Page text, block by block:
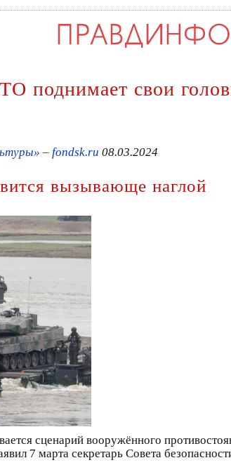
поднимает свои
– fondsk.ru 08.03.2024
вызывающе наглой
сценарий вооружённого
7 марта секретарь Совета